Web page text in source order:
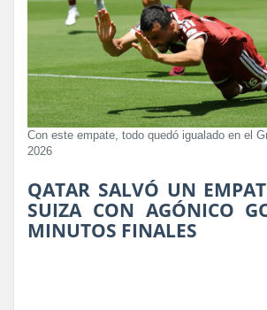
Con este empate, todo quedó igualado en el
2026
QATAR SALVÓ UN
SUIZA CON AGÓNICO
MINUTOS FINALES